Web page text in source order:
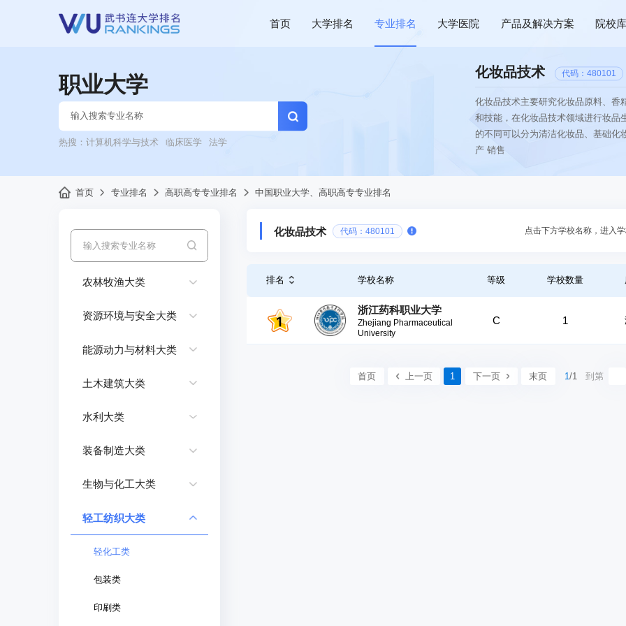
首页 大学排名 专业排名 大学医院 产品及解决方案 院校库
职业大学
热搜： 计算机科学与技术 临床医学 法学
化妆品技术 代码：480101
化妆品技术主要研究化妆品原料、香
和技能，在化妆品技术领域进行妆品
的不同可以分为清洁化妆品、基础
产 销售
首页 专业排名 高职高专专业排名 中国职业大学、高职高专专业排名
农林牧渔大类
资源环境与安全大类
能源动力与材料大类
土木建筑大类
水利大类
装备制造大类
生物与化工大类
轻工纺织大类
轻化工类
包装类
印刷类
化妆品技术 代码：480101 点击下方学校名称，进入
排名 学校名称 等级 学校数量
浙江药科职业大学
Zhejiang Pharmaceutical
University
C 1
首页 上一页 1 下一页 末页 1/1 到第